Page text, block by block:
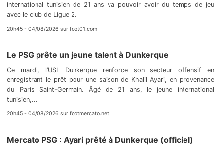
international tunisien de 21 ans va pouvoir avoir du temps de jeu
avec le club de Ligue 2.
20h45 - 04/08/2026 sur foot01.com
Le PSG prête un jeune talent à Dunkerque
Ce mardi, l’USL Dunkerque renforce son secteur offensif en
enregistrant le prêt pour une saison de Khalil Ayari, en provenance
du Paris Saint-Germain. Âgé de 21 ans, le jeune international
tunisien,...
20h45 - 04/08/2026 sur footmercato.net
Mercato PSG : Ayari prêté à Dunkerque (officiel)